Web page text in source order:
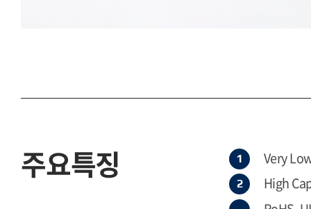
주요특징
Very
High